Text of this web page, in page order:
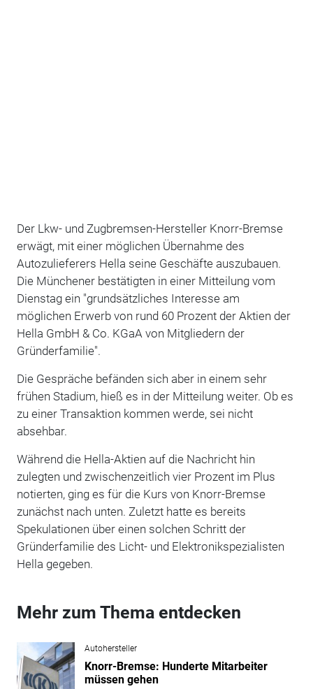
Der Lkw- und Zugbremsen-Hersteller Knorr-Bremse
erwägt, mit einer möglichen Übernahme des
Autozulieferers Hella seine Geschäfte auszubauen.
Die Münchener bestätigten in einer Mitteilung vom
Dienstag ein "grundsätzliches Interesse am
möglichen Erwerb von rund 60 Prozent der Aktien der
Hella GmbH & Co. KGaA von Mitgliedern der
Gründerfamilie".
Die Gespräche befänden sich aber in einem sehr
frühen Stadium, hieß es in der Mitteilung weiter. Ob es
zu einer Transaktion kommen werde, sei nicht
absehbar.
Während die Hella-Aktien auf die Nachricht hin
zulegten und zwischenzeitlich vier Prozent im Plus
notierten, ging es für die Kurs von Knorr-Bremse
zunächst nach unten. Zuletzt hatte es bereits
Spekulationen über einen solchen Schritt der
Gründerfamilie des Licht- und Elektronikspezialisten
Hella gegeben.
Mehr zum Thema entdecken
Autohersteller
Knorr-Bremse: Hunderte Mitarbeiter
müssen gehen